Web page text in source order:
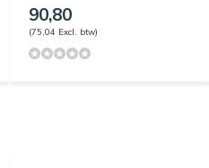
90,80
(75,04 Excl. btw)